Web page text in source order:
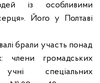
із особливими
Його у Полтаві
брали участь понад
члени громадських
учні спеціальних